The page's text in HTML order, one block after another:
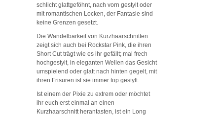
schlicht glattgeföhnt, nach vorn gestylt oder
mit romantischen Locken, der Fantasie sind
keine Grenzen gesetzt.
Die Wandelbarkeit von Kurzhaarschnitten
zeigt sich auch bei Rockstar Pink, die ihren
Short Cut trägt wie es ihr gefällt; mal frech
hochgestylt, in eleganten Wellen das Gesicht
umspielend oder glatt nach hinten gegelt, mit
ihren Frisuren ist sie immer top gestylt.
Ist einem der Pixie zu extrem oder möchtet
ihr euch erst einmal an einen
Kurzhaarschnitt herantasten, ist ein Long